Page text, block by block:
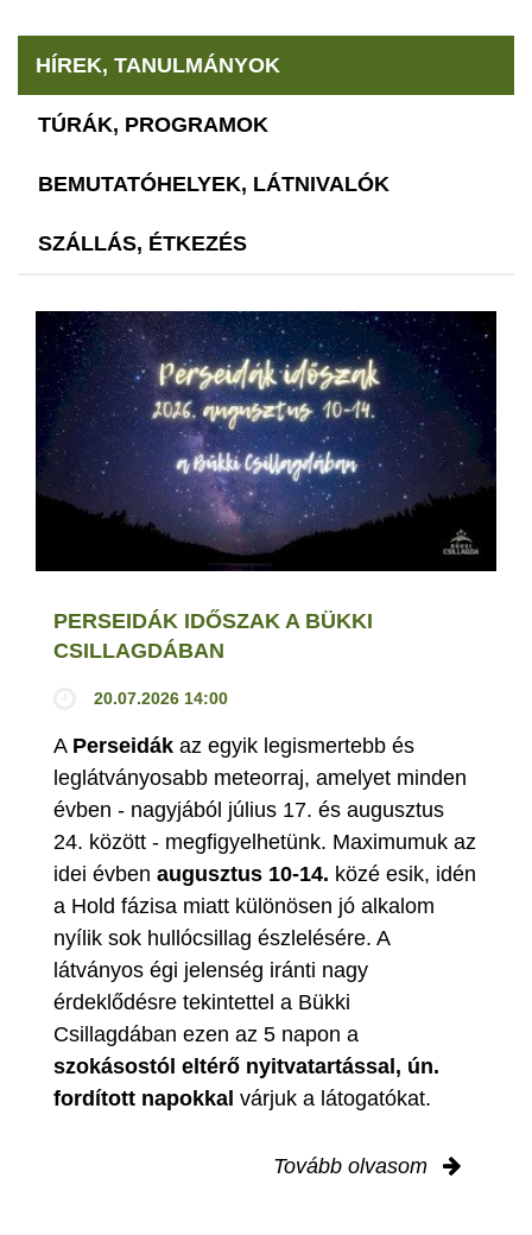
HÍREK, TANULMÁNYOK
TÚRÁK, PROGRAMOK
BEMUTATÓHELYEK, LÁTNIVALÓK
SZÁLLÁS, ÉTKEZÉS
PERSEIDÁK IDŐSZAK A BÜKKI
CSILLAGDÁBAN
20.07.2026 14:00
A Perseidák az egyik legismertebb és
leglátványosabb meteorraj, amelyet minden
évben - nagyjából július 17. és augusztus
24. között - megfigyelhetünk. Maximumuk az
idei évben augusztus 10-14. közé esik, idén
a Hold fázisa miatt különösen jó alkalom
nyílik sok hullócsillag észlelésére. A
látványos égi jelenség iránti nagy
érdeklődésre tekintettel a Bükki
Csillagdában ezen az 5 napon a
szokásostól eltérő nyitvatartással, ún.
fordított napokkal várjuk a látogatókat.
Tovább olvasom